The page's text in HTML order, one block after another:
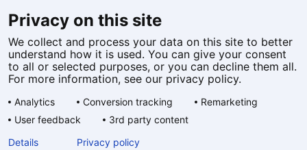
Cookies
Privacy statement
Toegankelijkheid
Algemene voorwaarden
taal:
Privacy on this site
We collect and process your data on this site to better
understand how it is used. You can give your consent
to all or selected purposes, or you can decline them all.
For more information, see our privacy policy.
Analytics Conversion tracking
Remarketing
User feedback
3rd party content
Details
Privacy policy